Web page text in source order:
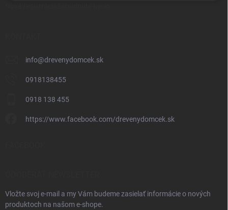
info@drevenydomcek.sk
0918138455
0918 138 455
https://www.facebook.com/drevenydomcek.sk
Vložte svoj e-mail a my Vám budeme zasielať informácie o nových
produktoch na našom e-shope.